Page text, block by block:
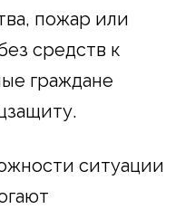
пожар или
средств к
граждане
ситуации